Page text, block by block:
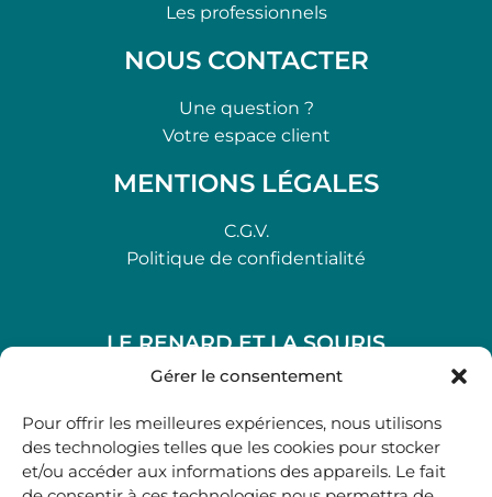
Gérer le consentement
Pour offrir les meilleures expériences, nous utilisons
des technologies telles que les cookies pour stocker
et/ou accéder aux informations des appareils. Le fait
Les professionnels
NOUS CONTACTER
Une question ?
Votre espace client
MENTIONS LÉGALES
C.G.V.
Politique de confidentialité
LE RENARD ET LA SOURIS
48, rue Maubec 33210 LANGON
05 40 41 37 18
.